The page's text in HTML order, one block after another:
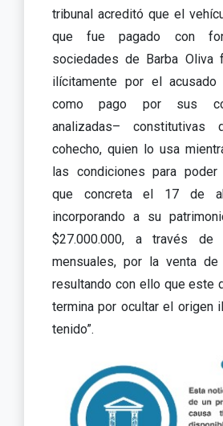
tribunal acreditó que el
que fue pagado con
sociedades de Barba Oliva
ilícitamente por el acusado
como pago por sus
analizadas–
cohecho, quien lo usa
las condiciones para
que concreta el 17 de
incorporando a su
$27.000.000, a través de
mensuales, por la venta
resultando con ello que este
termina por ocultar el origen
tenido”.